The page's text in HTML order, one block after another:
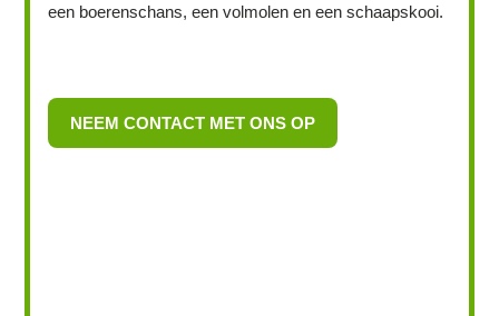
een boerenschans, een volmolen en een schaapskooi.
NEEM CONTACT MET ONS OP